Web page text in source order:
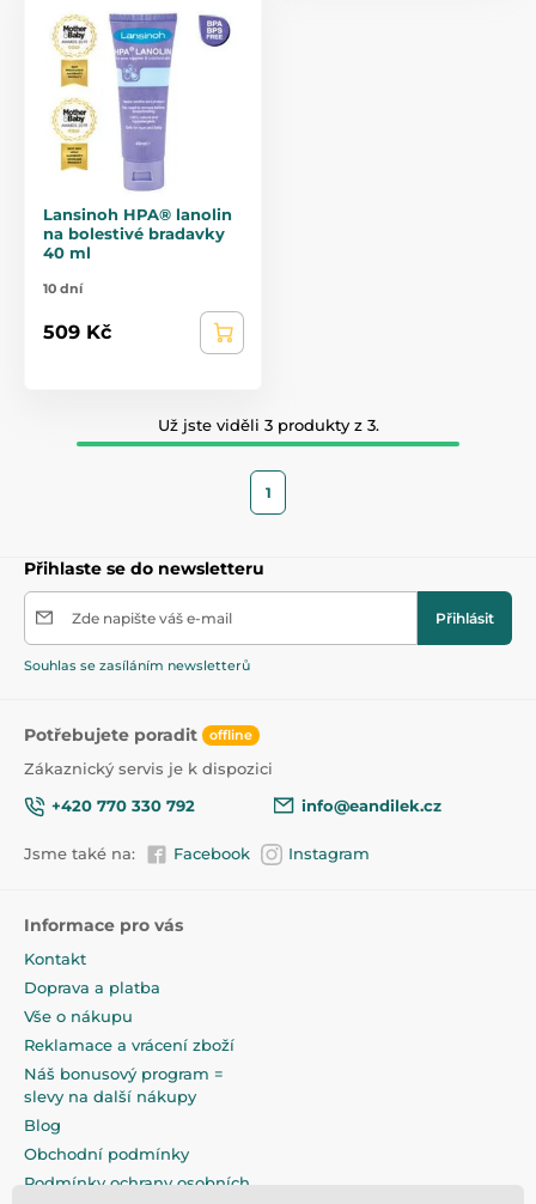
Lansinoh HPA® lanolin
na bolestivé bradavky
40 ml
10 dní
509 Kč
Už jste viděli 3 produkty z 3.
1
Přihlaste se do newsletteru
Zde napište váš e-mail Přihlásit
Souhlas se zasíláním newsletterů
Potřebujete poradit offline
Zákaznický servis je k dispozici
+420 770 330 792
info@eandilek.cz
Jsme také na: Facebook Instagram
Informace pro vás
Kontakt
Doprava a platba
Vše o nákupu
Reklamace a vrácení zboží
Náš bonusový program =
slevy na další nákupy
Blog
Obchodní podmínky
Podmínky ochrany osobních